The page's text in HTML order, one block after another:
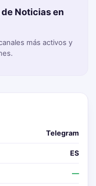
Noticias en
más activos y
Telegram
ES
—